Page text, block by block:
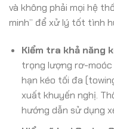
và không phải mọi hệ
minh” để xử lý tốt tình
Kiểm tra khả năng
trọng lượng rơ-moóc
hạn kéo tối đa
xuất khuyến nghị.
hướng dẫn sử dụng